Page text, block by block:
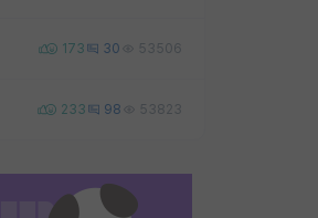
173 30 53506
233 98 53823